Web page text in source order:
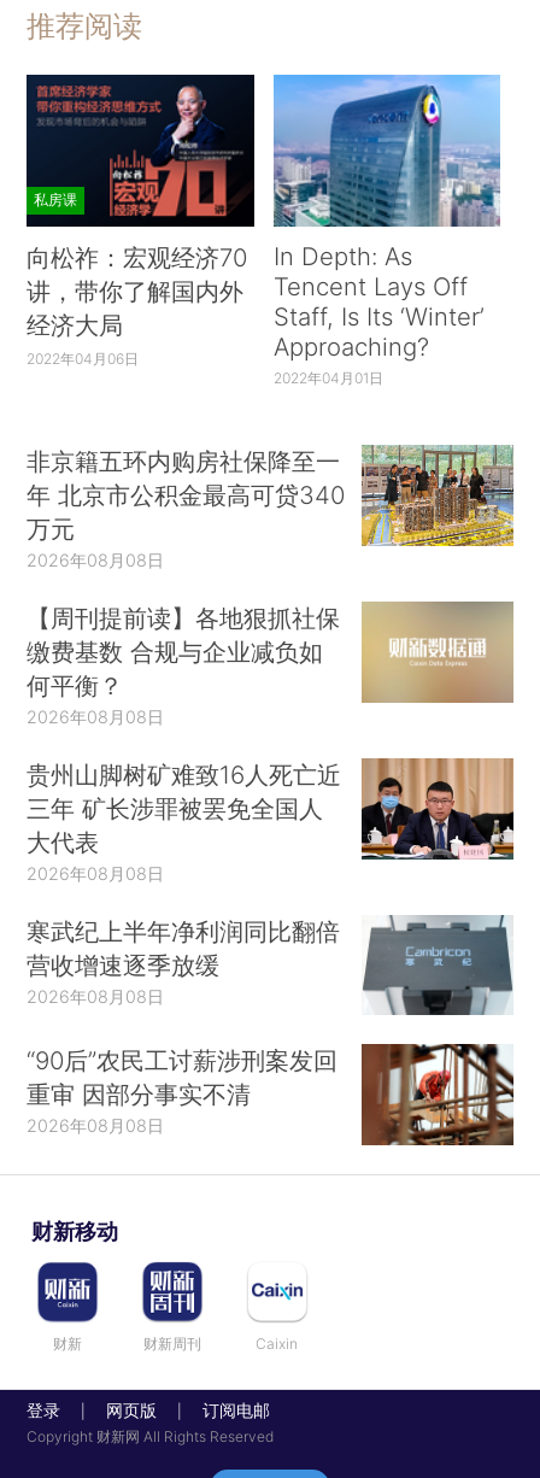
推荐阅读
私房课
向松祚：宏观经济70
讲，带你了解国内外
经济大局
2022年04月06日
In Depth: As
Tencent Lays Off
Staff, Is Its ‘Winter’
Approaching?
2022年04月01日
非京籍五环内购房社保降至一
年 北京市公积金最高可贷340
万元
2026年08月08日
【周刊提前读】各地狠抓社保
缴费基数 合规与企业减负如
何平衡？
2026年08月08日
贵州山脚树矿难致16人死亡近
三年 矿长涉罪被罢免全国人
大代表
2026年08月08日
寒武纪上半年净利润同比翻倍
营收增速逐季放缓
2026年08月08日
“90后”农民工讨薪涉刑案发回
重审 因部分事实不清
2026年08月08日
财新移动
财新 财新周刊 Caixin
登录 网页版 订阅电邮
Copyright 财新网 All Rights Reserved